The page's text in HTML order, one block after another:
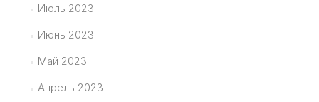
Июль 2023
Июнь 2023
Май 2023
Апрель 2023